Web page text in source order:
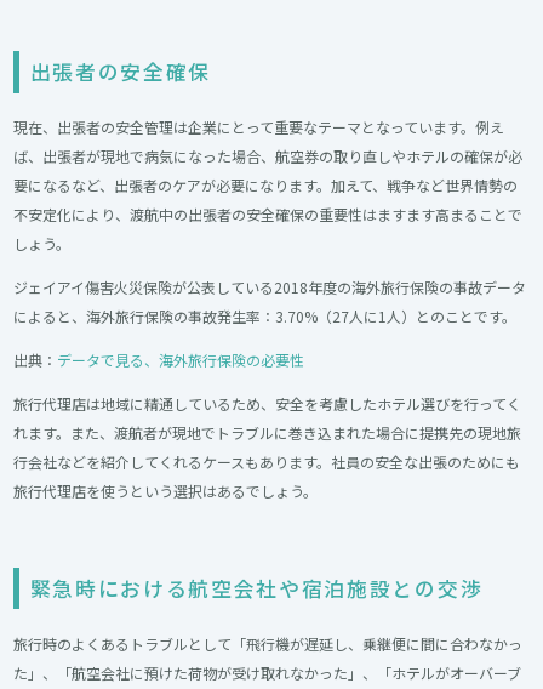
出張者の安全確保
現在、出張者の安全管理は企業にとって重要なテーマとなっています。例え
ば、出張者が現地で病気になった場合、航空券の取り直しやホテルの確保が必
要になるなど、出張者のケアが必要になります。加えて、戦争など世界情勢の
不安定化により、渡航中の出張者の安全確保の重要性はますます高まることで
しょう。
ジェイアイ傷害火災保険が公表している2018年度の海外旅行保険の事故データ
によると、海外旅行保険の事故発生率：3.70%（27人に1人）とのことです。
出典： データで見る、海外旅行保険の必要性
旅行代理店は地域に精通しているため、安全を考慮したホテル選びを行ってく
れます。また、渡航者が現地でトラブルに巻き込まれた場合に提携先の現地旅
行会社などを紹介してくれるケースもあります。社員の安全な出張のためにも
旅行代理店を使うという選択はあるでしょう。
緊急時における航空会社や宿泊施設との交渉
旅行時のよくあるトラブルとして「飛行機が遅延し、乗継便に間に合わなかっ
た」、「航空会社に預けた荷物が受け取れなかった」、「ホテルがオーバーブ